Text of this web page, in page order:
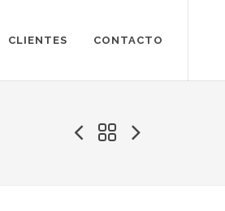
CLIENTES CONTACTO